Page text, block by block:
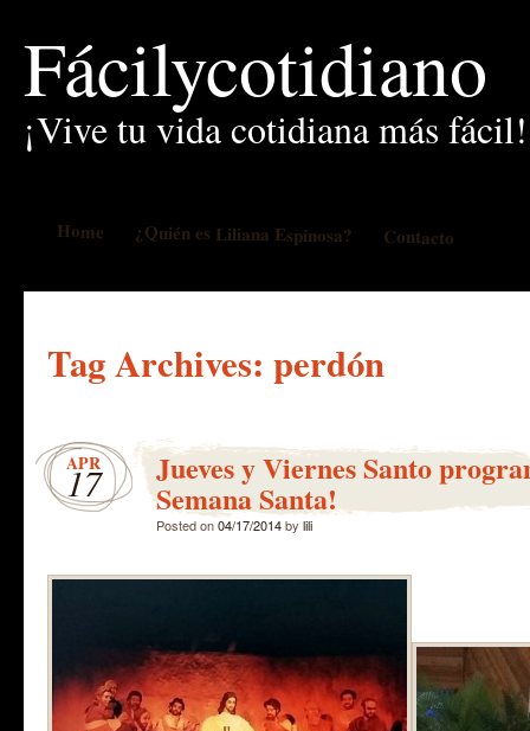
Fácilycotidiano
¡Vive tu vida cotidiana más fácil!
Home ¿Quién es Liliana Espinosa? Contacto
Tag Archives: perdón
APR
17 Jueves y Viernes Santo
Semana Santa!
Posted on04/17/2014by lili